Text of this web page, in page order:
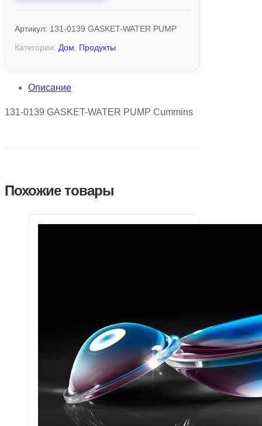
Артикул: 131-0139 GASKET-WATER PUMP
Категории: Дом Продукты
Описание
131-0139 GASKET-WATER PUMP Cummins
Похожие товары